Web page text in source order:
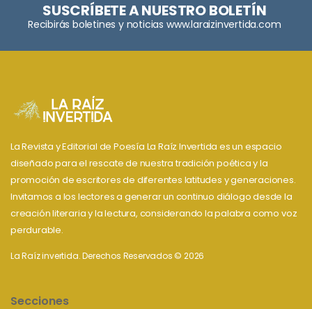
SUSCRÍBETE A NUESTRO BOLETÍN
Recibirás boletines y noticias www.laraizinvertida.com
La Revista y Editorial de Poesía La Raíz Invertida es un espacio
diseñado para el rescate de nuestra tradición poética y la
promoción de escritores de diferentes latitudes y generaciones.
Invitamos a los lectores a generar un continuo diálogo desde la
creación literaria y la lectura, considerando la palabra como voz
perdurable.
La Raíz invertida. Derechos Reservados © 2026
Secciones